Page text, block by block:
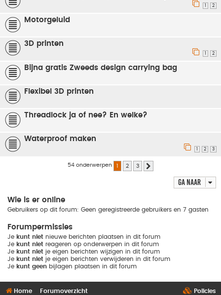
1 2
Motorgeluid
3D printen
2
Bijna gratis Zweeds design carrying bag
Flexibel 3D printen
Threadlock ja of nee? En welke?
Waterproof maken
2 3
54 onderwerpen 1 2 3
Ga naar
Wie is er online
Gebruikers op dit forum: Geen geregistreerde gebruikers en 7 gasten
Forumpermissies
Je kunt niet nieuwe berichten plaatsen in dit forum
Je kunt niet reageren op onderwerpen in dit forum
Je kunt niet je eigen berichten wijzigen in dit forum
Je kunt niet je eigen berichten verwijderen in dit forum
Je kunt geen bijlagen plaatsen in dit forum
Home Forumoverzicht Policies